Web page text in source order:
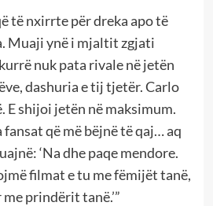
të nxirrte për dreka apo të
Muaji ynë i mjaltit zgjati
nuk pata rivale në jetën
dashuria e tij tjetër. Carlo
E shijoi jetën në maksimum.
që më bëjnë të qaj… aq
‘Na dhe paqe mendore.
filmat e tu me fëmijët tanë,
prindërit tanë.’”